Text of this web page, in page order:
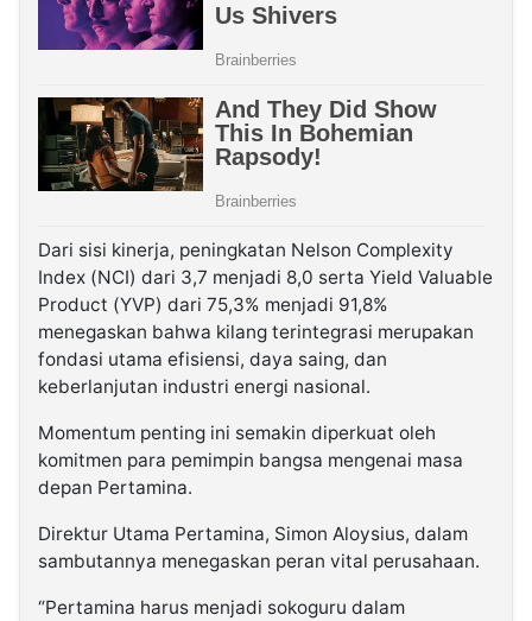
Dari sisi kinerja, peningkatan Nelson Complexity
Index (NCI) dari 3,7 menjadi 8,0 serta Yield Valuable
Product (YVP) dari 75,3% menjadi 91,8%
menegaskan bahwa kilang terintegrasi merupakan
fondasi utama efisiensi, daya saing, dan
keberlanjutan industri energi nasional.
Momentum penting ini semakin diperkuat oleh
komitmen para pemimpin bangsa mengenai masa
depan Pertamina.
Direktur Utama Pertamina, Simon Aloysius, dalam
sambutannya menegaskan peran vital perusahaan.
“Pertamina harus menjadi sokoguru dalam